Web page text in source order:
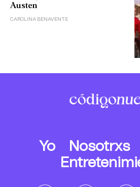
Austen
CAROLINA BENAVENTE
Yo Nosotrxs